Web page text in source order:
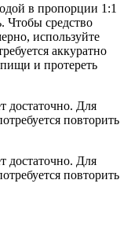
в пропорции 1:1
Чтобы средство
используйте
аккуратно
и протереть
достаточно. Для
повторить
достаточно. Для
повторить